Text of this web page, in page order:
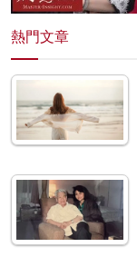
熱門文章